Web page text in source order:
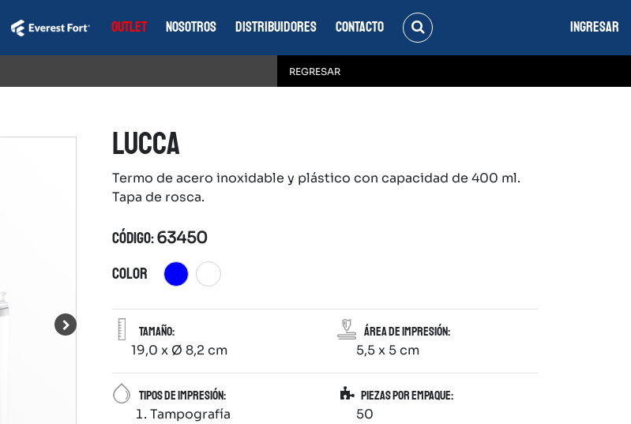
EVEREST FORT OUTLET NOSOTROS DISTRIBUIDORES CONTACTO INGRESAR
REGRESAR
LUCCA
Termo de acero inoxidable y plástico con capacidad de 400 ml.
Tapa de rosca.
CÓDIGO:63450
COLOR
Tamaño:
19,0 x Ø 8,2 cm
Área de impresión:
5,5 x 5 cm
Tipos de impresión:
Tampografía
Piezas por empaque:
50